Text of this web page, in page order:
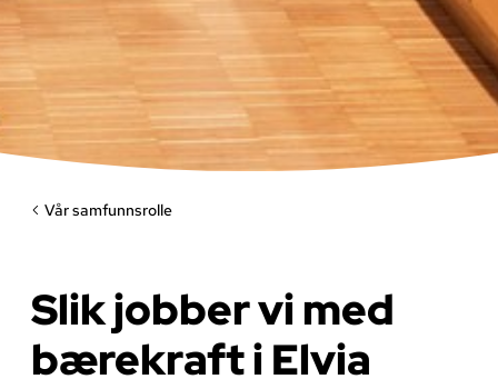
Vår samfunnsrolle
Slik jobber vi med
bærekraft i Elvia